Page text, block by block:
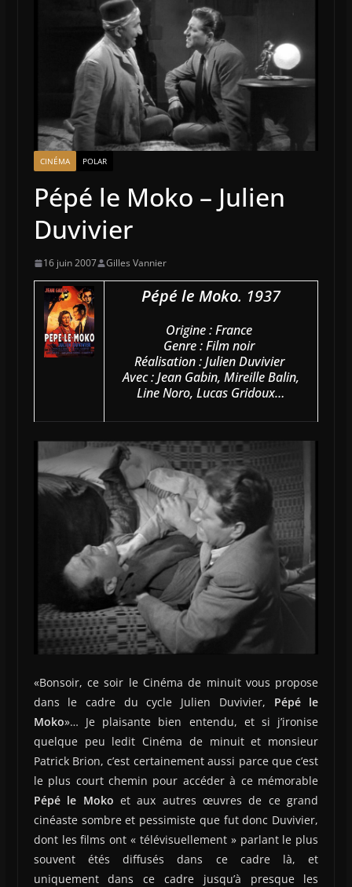
CINÉMA POLAR
Pépé le Moko – Julien
Duvivier
16 juin 2007 Gilles Vannier
Pépé le Moko. 1937
Origine : France
Genre : Film noir
Réalisation : Julien Duvivier
Avec : Jean Gabin, Mireille Balin,
Line Noro, Lucas Gridoux…
«Bonsoir, ce soir le Cinéma de minuit vous propose
dans le cadre du cycle Julien Duvivier, Pépé le
Moko»… Je plaisante bien entendu, et si j’ironise
quelque peu ledit Cinéma de minuit et monsieur
Patrick Brion, c’est certainement aussi parce que c’est
le plus court chemin pour accéder à ce mémorable
Pépé le Moko et aux autres œuvres de ce grand
cinéaste sombre et pessimiste que fut donc Duvivier,
dont les films ont « télévisuellement » parlant le plus
souvent étés diffusés dans ce cadre là, et
uniquement dans ce cadre jusqu’à presque les